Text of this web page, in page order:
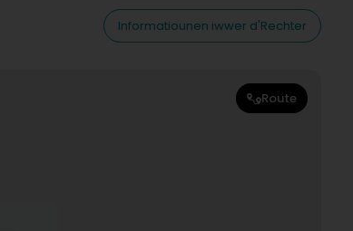
Informatiounen iwwer d'Rechter
Route